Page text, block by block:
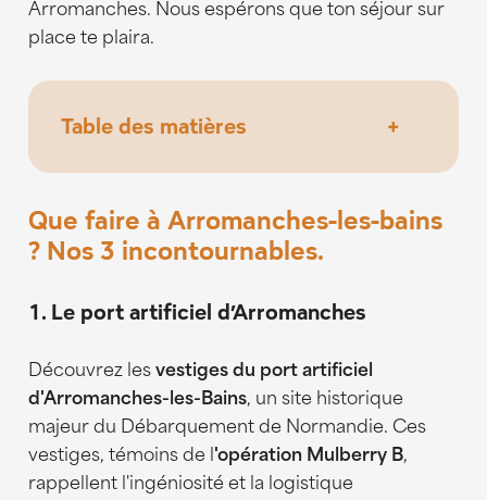
Arromanches. Nous espérons que ton séjour sur
place te plaira.
Table des matières +
1. Le port artificiel d’Arromanches
3. Circuit guidé à vélo électrique entre
Normandie
Où dormir à Arromanches ?
Où manger à Arromanches ? Nos
bonnes adresses à tester
Que faire à Arromanches-les-bains
? Nos 3 incontournables.
1. Le port artificiel d’Arromanches
Découvrez les vestiges du port artificiel
d'Arromanches-les-Bains, un site historique
majeur du Débarquement de Normandie. Ces
vestiges, témoins de l 'opération Mulberry B,
rappellent l'ingéniosité et la logistique